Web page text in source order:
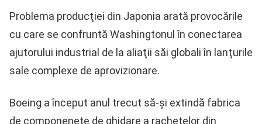
Problema producţiei din Japonia arată provocările
cu care se confruntă Washingtonul în conectarea
ajutorului industrial de la aliaţii săi globali în lanţurile
sale complexe de aprovizionare.
Boeing a început anul trecut să-şi extindă fabrica
de componenete de ghidare a rachetelor din